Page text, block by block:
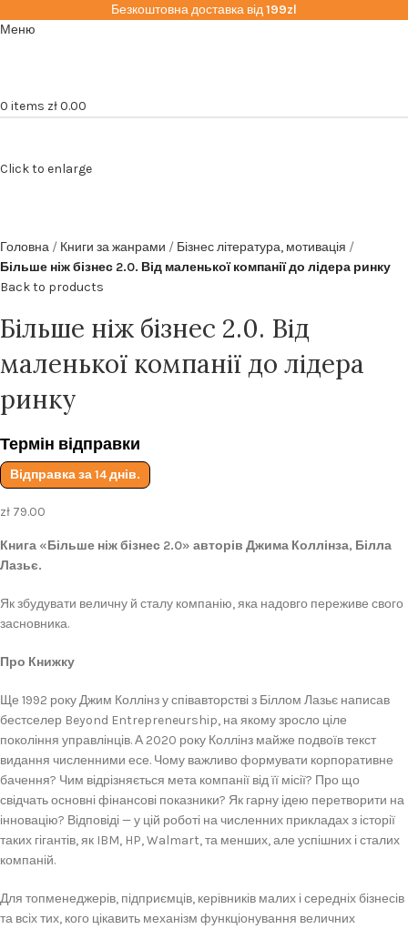
Безкоштовна доставка від199zl
Меню
0 items zł0.00
Click to enlarge
Головна Книги за жанрами
Бізнес література, мотивація
Більше ніж бізнес 2.0. Від маленької компанії до лідера ринку
Back to products
Більше ніж бізнес 2.0. Від
маленької компанії до лідера
ринку
Термін відправки
Відправка за 14 днів.
zł 79.00
Книга «Більше ніж бізнес 2.0» авторів Джима Коллінза, Білла
Лазьє.
Як збудувати величну й сталу компанію, яка надовго переживе свого
засновника.
Про Книжку
Ще 1992 року Джим Коллінз у співавторстві з Біллом Лазьє написав
бестселер Beyond Entrepreneurship, на якому зросло ціле
покоління управлінців. А 2020 року Коллінз майже подвоїв текст
видання численними есе. Чому важливо формувати корпоративне
бачення? Чим відрізняється мета компанії від її місії? Про що
свідчать основні фінансові показники? Як гарну ідею перетворити на
інновацію? Відповіді — у цій роботі на численних прикладах з історії
таких гігантів, як IBM, HP, Walmart, та менших, але успішних і сталих
компаній.
Для топменеджерів, підприємців, керівників малих і середніх бізнесів
та всіх тих, кого цікавить механізм функціонування величних